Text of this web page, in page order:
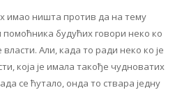
имао ништа против да на тему
помоћника будућих говори неко ко
власти. Али, када то ради неко ко је
која је имала такође чудноватих
се ћутало, онда то ствара једну